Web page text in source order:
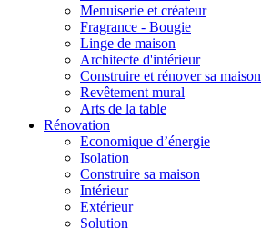
Menuiserie et créateur
Fragrance - Bougie
Linge de maison
Architecte d'intérieur
Construire et rénover sa maison
Revêtement mural
Arts de la table
Rénovation
Economique d’énergie
Isolation
Construire sa maison
Intérieur
Extérieur
Solution